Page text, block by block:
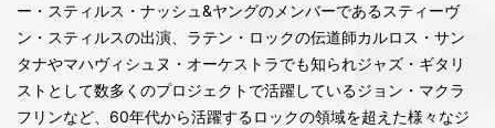
ー・スティルス・ナッシュ&ヤングのメンバーであるスティーヴ
ン・スティルスの出演、ラテン・ロックの伝道師カルロス・サン
タナやマハヴィシュヌ・オーケストラでも知られジャズ・ギタリ
ストとして数多くのプロジェクトで活躍しているジョン・マクラ
フリンなど、60年代から活躍するロックの領域を超えた様々なジ